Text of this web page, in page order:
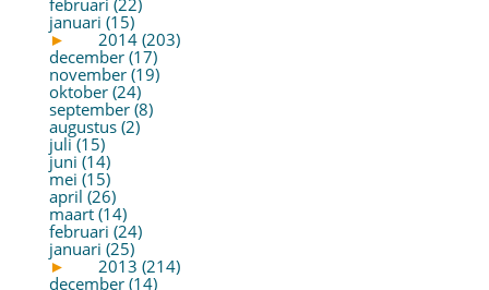
februari (22)
januari (15)
►
2014 (203)
december (17)
november (19)
oktober (24)
september (8)
augustus (2)
juli (15)
juni (14)
mei (15)
april (26)
maart (14)
februari (24)
januari (25)
►
2013 (214)
december (14)